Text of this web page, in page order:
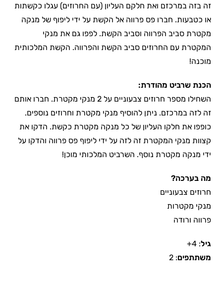
זה בזה במרכזם ואת חלקם העליון (עם החרוזים) עגלו כקשתות
או כטבעות. חברו פס פרווה אל הקשת על ידי ליפוף של מנקה
מקטרת סביב הפרווה וסביב הקשת. לפפו גם את מנקי
המקטרת עם החרוזים סביב הקשת והפרווה. הקשת המלכותית
מוכנה!
הכנת שרביט מהודרת:
השחילו מספר חרוזים צבעוניים על 2 מנקי מקטרת. חברו אותם
זה לזה במרכזם. ניתן להוסיף מנקי מקטרת וחרוזים נוספים.
כופפו את חלקו העליון של כל מנקה מקטרת כקשת. הדקו את
קצוות מנקי המקטרת זה לזה על ידי ליפוף פס פרווה והדקו על
ידי מנקה מקטרת נוסף. השרביט המלכותי מוכן!
מה בערכה?
חרוזים צבעוניים
מנקי מקטרות
פרווה ורודה
גיל: 4+
משתתפים: 2